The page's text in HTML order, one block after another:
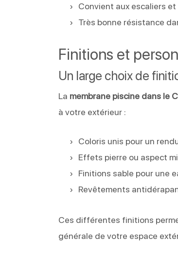
Convient aux escaliers
Très bonne résistance
Finitions et
Un large choix de
La membrane piscine dans le
à votre extérieur :
Coloris unis pour un
Effets pierre ou aspect
Finitions sable pour une
Revêtements
Ces différentes finitions
générale de votre espace